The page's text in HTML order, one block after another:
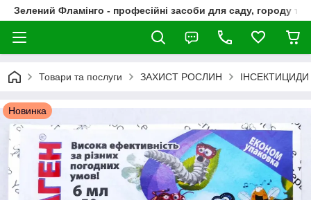
Зелений Фламінго - професійні засоби для саду, городу та
Товари та послуги ЗАХИСТ РОСЛИН ІНСЕКТИЦИДИ
Новинка